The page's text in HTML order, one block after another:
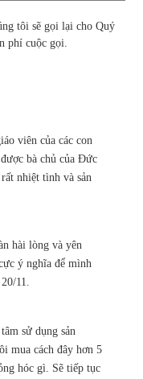
tôi sẽ gọi lại cho Quý
phí cuộc gọi.
viên của các con
bà chủ của Đức
nhiệt tình và sản
hài lòng và yên
ý nghĩa để mình
11.
sử dụng sản
mua cách đây hơn 5
hóc gì. Sẽ tiếp tục